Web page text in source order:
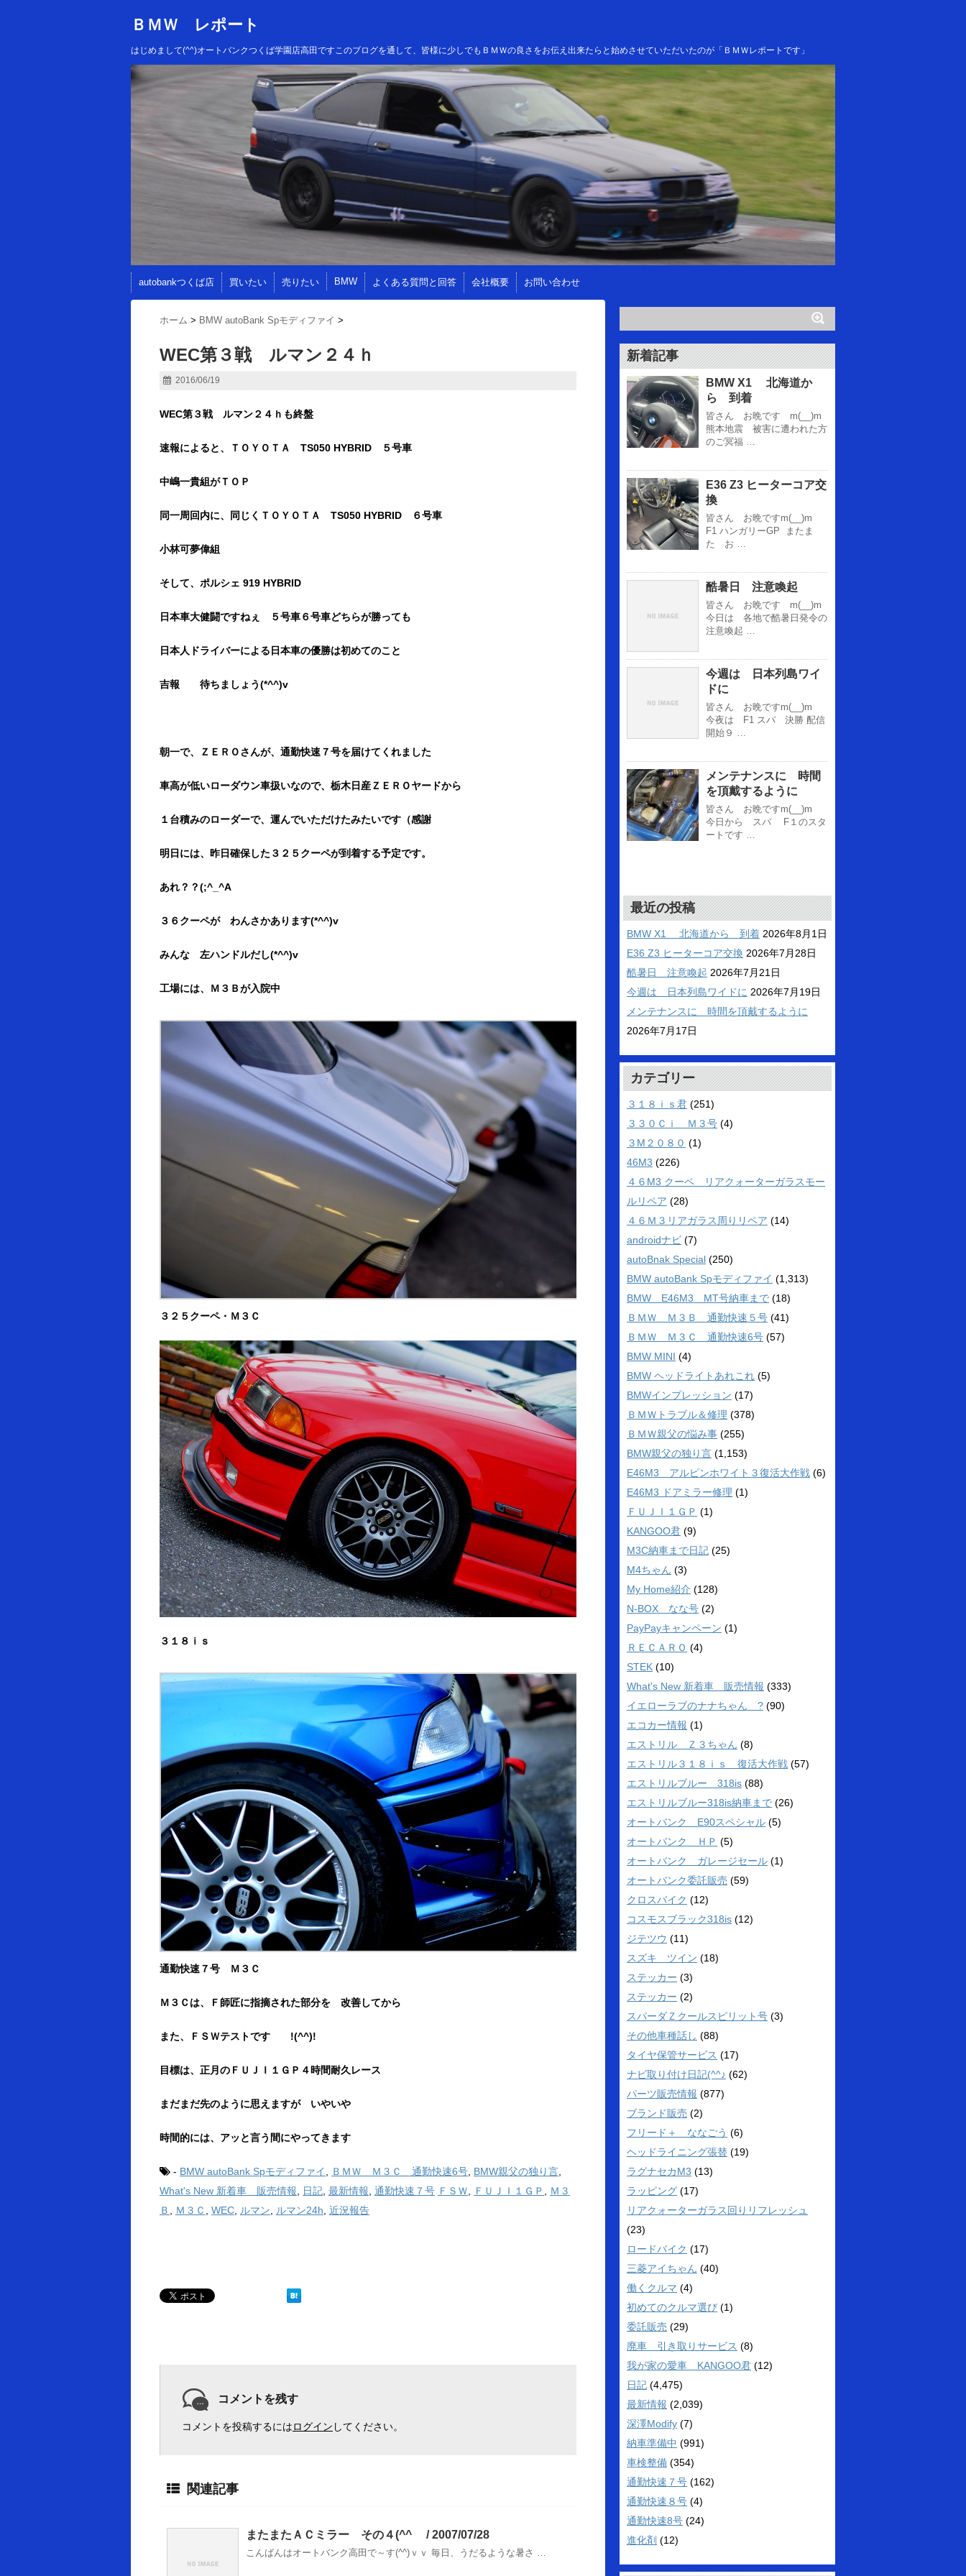
ＢＭＷ レポート
はじめまして(^^)オートバンクつくば学園店高田ですこのブログを通して、皆様に少しでもＢＭＷの良さをお伝え出来たらと始めさせていただいたのが「ＢＭＷレポートです」
autobankつくば店 買いたい 売りたい BMW よくある質問と回答 会社概要 お問い合わせ
ホーム > BMW autoBank Spモディファイ >
WEC第３戦 ルマン２４ｈ
2016/06/19
WEC第３戦 ルマン２４ｈも終盤
速報によると、ＴＯＹＯＴＡ TS050 HYBRID ５号車
中嶋一貴組がＴＯＰ
同一周回内に、同じくＴＯＹＯＴＡ TS050 HYBRID ６号車
小林可夢偉組
そして、ポルシェ 919 HYBRID
日本車大健闘ですねぇ ５号車６号車どちらが勝っても
日本人ドライバーによる日本車の優勝は初めてのこと
吉報 待ちましょう(*^^)v
朝一で、ＺＥＲＯさんが、通勤快速７号を届けてくれました
車高が低いローダウン車扱いなので、栃木日産ＺＥＲＯヤードから
１台積みのローダーで、運んでいただけたみたいです（感謝
明日には、昨日確保した３２５クーペが到着する予定です。
あれ？？(;^_^A
３６クーペが わんさかあります(*^^)v
みんな 左ハンドルだし(*^^)v
工場には、Ｍ３Ｂが入院中
３２５クーペ・Ｍ３Ｃ
３１８ｉｓ
通勤快速７号 Ｍ３Ｃ
Ｍ３Ｃは、Ｆ師匠に指摘された部分を 改善してから
また、ＦＳＷテストです !(^^)!
目標は、正月のＦＵＪＩ１ＧＰ４時間耐久レース
まだまだ先のように思えますが いやいや
時間的には、アッと言う間にやってきます
- BMW autoBank Spモディファイ ＢＭＷ Ｍ３Ｃ 通勤快速6号 BMW親父の独り言
What's New 新着車 販売情報
日記 最新情報 通勤快速７号 ＦＳＷ ＦＵＪＩ１ＧＰ
Ｍ３
Ｂ
Ｍ３Ｃ WEC ルマン ルマン24h 近況報告
コメントを残す
コメントを投稿するにはログイン してください。
関連記事
またまたＡＣミラー その４(^^ゞ / 2007/07/28
こんばんはオートバンク高田で～す(^^)ｖｖ 毎日、うだるような暑さ …
新着記事
BMW X1 北海道か
ら 到着
皆さん お晩です m(__)m
熊本地震 被害に遭われた方
のご冥福 …
E36 Z3 ヒーターコア交
換
皆さん お晩ですm(__)m
F1 ハンガリーGP またま
た お …
酷暑日 注意喚起
皆さん お晩です m(__)m
今日は 各地で酷暑日発令の
注意喚起 …
今週は 日本列島ワイ
ドに
皆さん お晩ですm(__)m
今夜は F1 スパ 決勝 配信
開始９ …
メンテナンスに 時間
を頂戴するように
皆さん お晩ですm(__)m
今日から スパ F１のスタ
ートです …
最近の投稿
BMW X1 北海道から 到着 2026年8月1日
E36 Z3 ヒーターコア交換 2026年7月28日
酷暑日 注意喚起 2026年7月21日
今週は 日本列島ワイドに 2026年7月19日
メンテナンスに 時間を頂戴するように
2026年7月17日
カテゴリー
３１８ｉｓ君 (251)
３３０Ｃｉ Ｍ３号 (4)
３M２０８０ (1)
46M3 (226)
４６M3 クーペ リアクォーターガラスモー
ルリペア (28)
４６Ｍ３リアガラス周りリペア (14)
androidナビ (7)
autoBnak Special (250)
BMW autoBank Spモディファイ (1,313)
BMW E46M3 MT号納車まで (18)
ＢＭＷ Ｍ３Ｂ 通勤快速５号 (41)
ＢＭＷ Ｍ３Ｃ 通勤快速6号 (57)
BMW MINI (4)
BMW ヘッドライトあれこれ (5)
BMWインプレッション (17)
ＢＭＷトラブル＆修理 (378)
ＢＭＷ親父の悩み事 (255)
BMW親父の独り言 (1,153)
E46M3 アルピンホワイト３復活大作戦 (6)
E46M3 ドアミラー修理 (1)
ＦＵＪＩ１ＧＰ (1)
KANGOO君 (9)
M3C納車まで日記 (25)
M4ちゃん (3)
My Home紹介 (128)
N-BOX なな号 (2)
PayPayキャンペーン (1)
ＲＥＣＡＲＯ (4)
STEK (10)
What's New 新着車 販売情報 (333)
イエローラブのナナちゃん ? (90)
エコカー情報 (1)
エストリル Ｚ３ちゃん (8)
エストリル３１８ｉｓ 復活大作戦 (57)
エストリルブルー 318is (88)
エストリルブルー318is納車まで (26)
オートバンク E90スペシャル (5)
オートバンク ＨＰ (5)
オートバンク ガレージセール (1)
オートバンク委託販売 (59)
クロスバイク (12)
コスモスブラック318is (12)
ジテツウ (11)
スズキ ツイン (18)
ステッカー (3)
ステッカー (2)
スパーダＺクールスピリット号 (3)
その他車種話し (88)
タイヤ保管サービス (17)
ナビ取り付け日記(^^♪ (62)
パーツ販売情報 (877)
ブランド販売 (2)
フリード＋ ななごう (6)
ヘッドライニング張替 (19)
ラグナセカM3 (13)
ラッピング (17)
リアクォーターガラス回りリフレッシュ
(23)
ロードバイク (17)
三菱アイちゃん (40)
働くクルマ (4)
初めてのクルマ選び (1)
委託販売 (29)
廃車 引き取りサービス (8)
我が家の愛車 KANGOO君 (12)
日記 (4,475)
最新情報 (2,039)
深澤Modify (7)
納車準備中 (991)
車検整備 (354)
通勤快速７号 (162)
通勤快速８号 (4)
通勤快速8号 (24)
進化剤 (12)